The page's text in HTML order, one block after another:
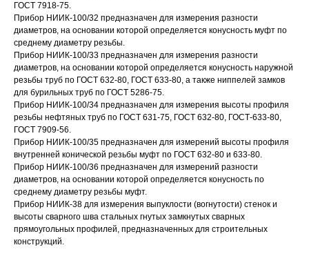
ГОСТ 7918-75.
Прибор НИИК-100/32 предназначен для измерения разности
диаметров, на основании которой определяется конусность муфт по
среднему диаметру резьбы.
Прибор НИИК-100/33 предназначен для измерения разности
диаметров, на основании которой определяется конусность наружной
резьбы труб по ГОСТ 632-80, ГОСТ 633-80, а также ниппелей замков
для бурильных труб по ГОСТ 5286-75.
Прибор НИИК-100/34 предназначен для измерения высоты профиля
резьбы нефтяных труб по ГОСТ 631-75, ГОСТ 632-80, ГОСТ-633-80,
ГОСТ 7909-56.
Прибор НИИК-100/35 предназначен для измерений высоты профиля
внутренней конической резьбы муфт по ГОСТ 632-80 и 633-80.
Прибор НИИК-100/36 предназначен для измерений разности
диаметров, на основании которой определяется конусность по
среднему диаметру резьбы муфт.
Прибор НИИК-38 для измерения выпуклости (вогнутости) стенок и
высоты сварного шва стальных гнутых замкнутых сварных
прямоугольных профилей, предназначенных для строительных
конструкций.